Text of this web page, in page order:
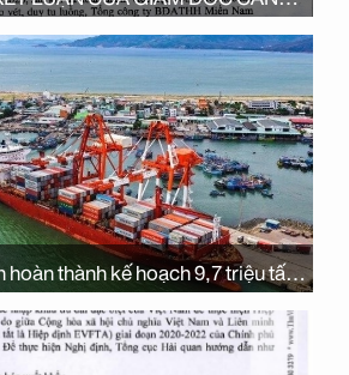
NHƠN TẠI CUỘC HỌP GIẢI
NGHỊ VỀ HOẠT ĐỘNG HÀNG
CẢNG BIỂN QUY NHƠN
thành kế hoạch 9,7 triệu tấn
trước 45 ngày